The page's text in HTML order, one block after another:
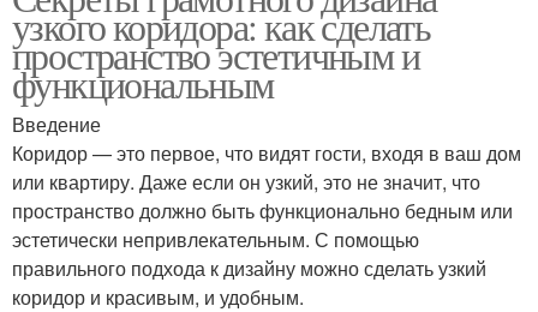
узкого коридора: как сделать
пространство эстетичным и
функциональным
Введение
Коридор — это первое, что видят гости, входя в ваш дом
или квартиру. Даже если он узкий, это не значит, что
пространство должно быть функционально бедным или
эстетически непривлекательным. С помощью
правильного подхода к дизайну можно сделать узкий
коридор и красивым, и удобным.